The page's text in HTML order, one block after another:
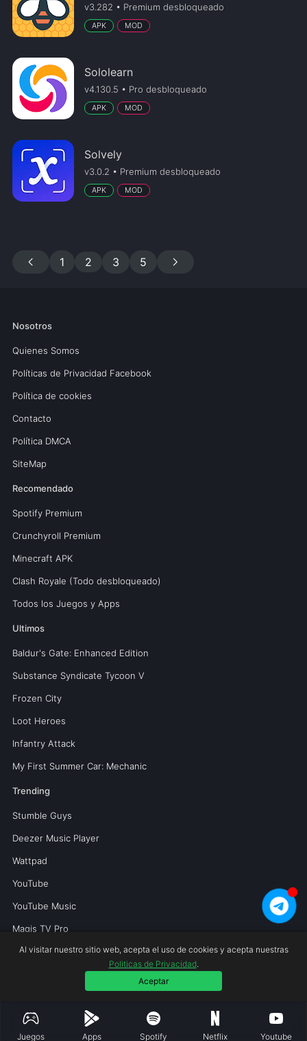
v3.282 • Premium desbloqueado
APK MOD
Sololearn
v4.130.5 • Pro desbloqueado
APK MOD
Solvely
v3.0.2 • Premium desbloqueado
APK MOD
chevron_left 1 2 3 5 chevron_right
Nosotros
Quienes Somos
Políticas de Privacidad Facebook
Política de cookies
Contacto
Política DMCA
SiteMap
Recomendado
Spotify Premium
Crunchyroll Premium
Minecraft APK
Clash Royale (Todo desbloqueado)
Todos los Juegos y Apps
Ultimos
Baldur's Gate: Enhanced Edition
Substance Syndicate Tycoon V
Frozen City
Loot Heroes
Infantry Attack
My First Summer Car: Mechanic
Trending
Stumble Guys
Deezer Music Player
Wattpad
YouTube
YouTube Music
Magis TV Pro
Copyright © 2026 Mundoperfecto.net.
Al visitar nuestro sitio web, acepta el uso de cookies y acepta nuestras
Politicas de Privacidad.
Aceptar
Juegos Apps Spotify Netflix Youtube